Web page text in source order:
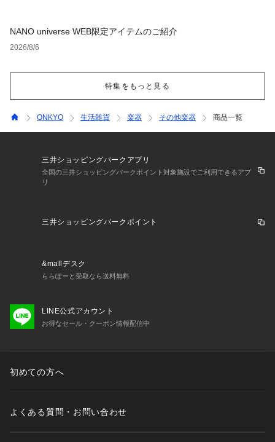
NANO universe WEB限定アイテムのご紹介
2026/8/6
特集をもっと見る
ONKYO 生活雑貨 楽器 その他楽器 商品一覧
三井ショッピングパークアプリ
全国の三井ショッピングパークポイント対象施設でご利用できるアプ
リ
三井ショッピングパークポイント
&mallデスク
ららぽーと受取なら送料無料
LINE公式アカウント
お得なセール・クーポン情報配信中
初めての方へ
よくある質問・お問い合わせ